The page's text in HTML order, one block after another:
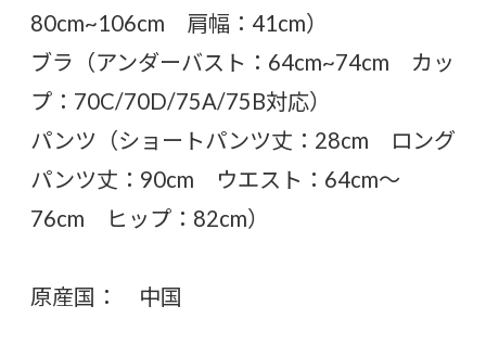
80cm~106cm 肩幅：41cm）
ブラ（アンダーバスト：64cm~74cm カッ
プ：70C/70D/75A/75B対応）
パンツ（ショートパンツ丈：28cm ロング
パンツ丈：90cm ウエスト：64cm〜
76cm ヒップ：82cm）
原産国： 中国